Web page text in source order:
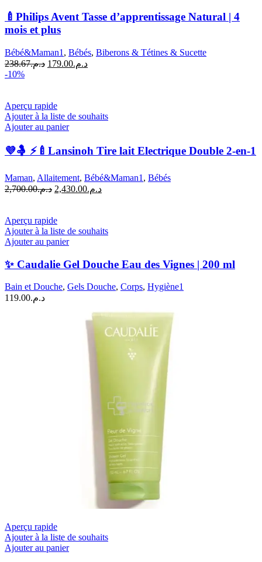
🍼Philips Avent Tasse d’apprentissage Natural | 4
mois et plus
Bébé&Maman1 , Bébés, Biberons & Tétines & Sucette
د.م.238.67
Le
د.م.179.00
Le
-10%
Aperçu rapide
Ajouter à la liste de souhaits
Ajouter au panier
💜🤱 ⚡🍼Lansinoh Tire lait Electrique Double 2-en-1
Maman, Allaitement, Bébé&Maman1 , Bébés
د.م.2,700.00
Le
était :
د.م.2,700.00.
د.م.2,430.00
Le
Aperçu rapide
Ajouter à la liste de souhaits
Ajouter au panier
✨ Caudalie Gel Douche Eau des Vignes | 200 ml
Bain et Douche, Gels Douche, Corps, Hygiène1
د.م.119.00
Aperçu rapide
Ajouter à la liste de souhaits
Ajouter au panier